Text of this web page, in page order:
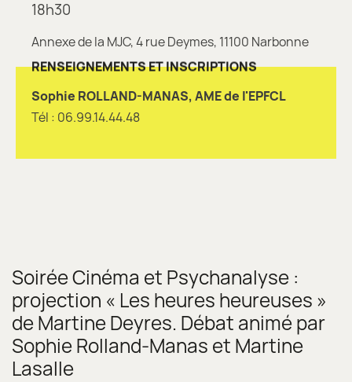
18h30
Annexe de la MJC, 4 rue Deymes, 11100 Narbonne
RENSEIGNEMENTS ET INSCRIPTIONS
Sophie ROLLAND-MANAS, AME de l'EPFCL
Tél : 06.99.14.44.48
Soirée Cinéma et Psychanalyse :
projection « Les heures heureuses »
de Martine Deyres. Débat animé par
Sophie Rolland-Manas et Martine
Lasalle